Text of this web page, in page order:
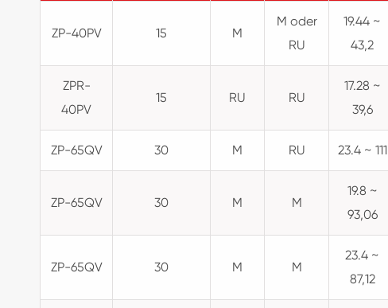
ZP-40PV 15 M
M oder
RU
19.44 ~
43,2
ZPR-
40PV
15 RU RU
17.28 ~
39,6
ZP-65QV 30 M RU 23.4 ~ 111
ZP-65QV 30 M M
19.8 ~
93,06
ZP-65QV 30 M M
23.4 ~
87,12